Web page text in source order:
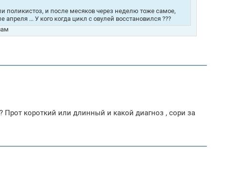
поликистоз, и после месяков через неделю тоже самое,
... У кого когда цикл с овулей восстановился ???
Прот короткий или длинный и какой диагноз , сори за